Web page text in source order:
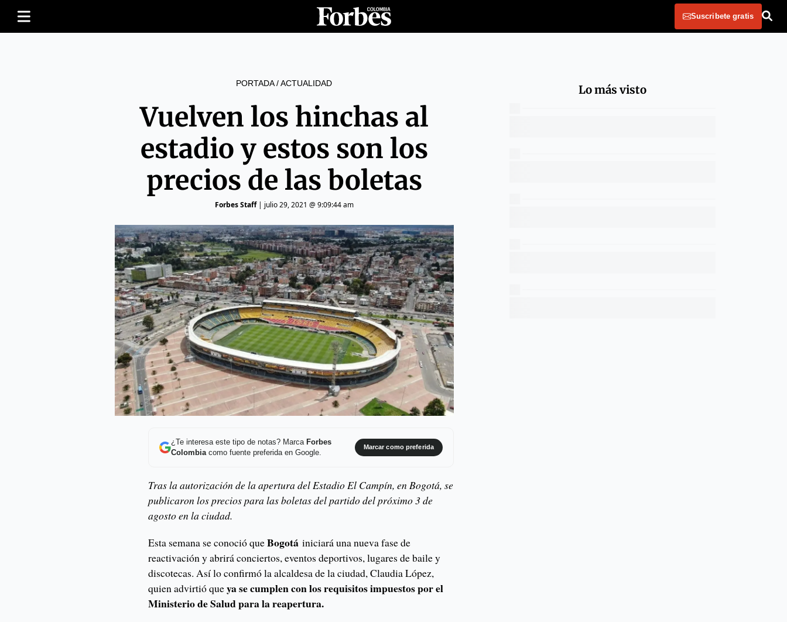
Suscribete gratis
PORTADA/ACTUALIDAD
Vuelven los hinchas al
estadio y estos son los
precios de las boletas
Forbes Staff| julio 29, 2021 @ 9:09:44 am
¿Te interesa este tipo de notas? Marca Forbes
Colombiacomo fuente preferida en Google.
Marcar como preferida
Tras la autorización de la apertura del Estadio El Campín, en Bogotá, se
publicaron los precios para las boletas del partido del próximo 3 de
agosto en la ciudad.
Esta semana se conoció queBogotá iniciará una nueva fase de
reactivación y abrirá conciertos, eventos deportivos, lugares de baile y
discotecas. Así lo confirmó la alcaldesa de la ciudad, Claudia López,
quien advirtió queya se cumplen con los requisitos impuestos por el
Ministerio de Salud para la reapertura.
Lo más visto